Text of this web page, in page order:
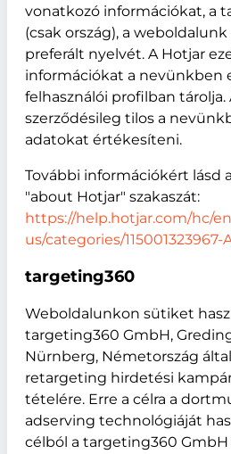
vonatkozó információkat, a
(csak ország), a
preferált nyelvét. A Hotjar
információkat a nevünkben
felhasználói profilban tárolja.
szerződésileg tilos a
adatokat értékesíteni.
További információkért lásd
"about Hotjar" szakaszát:
https://help.hotjar.com/hc/
us/categories/
targeting360
Weboldalunkon sütiket
targeting360 GmbH,
Nürnberg, Németország
retargeting hirdetési
tételére. Erre a célra a
adserving technológiáját
célból a targeting360 GmbH